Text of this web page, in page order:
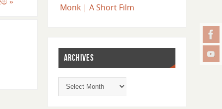
Monk | A Short Film
ARCHIVES